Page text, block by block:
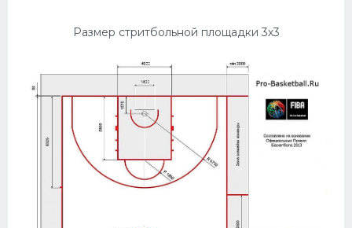
Размер стритбольной площадки 3х3